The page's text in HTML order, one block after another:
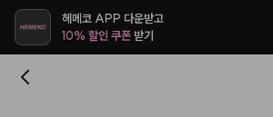
헤메코 APP 다운받고
10% 할인 쿠폰받기